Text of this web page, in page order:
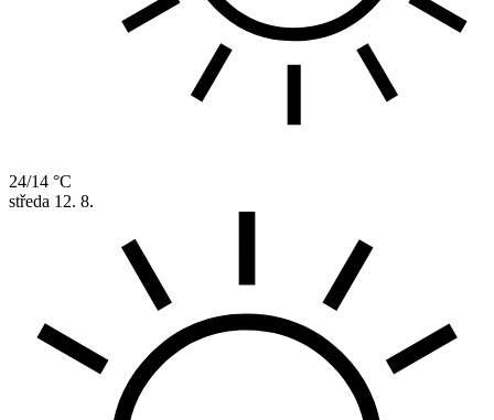
24/14 °C
středa 12. 8.